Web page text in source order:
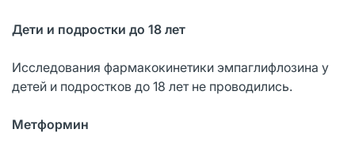
Дети и подростки до 18 лет
Исследования фармакокинетики эмпаглифлозина у
детей и подростков до 18 лет не проводились.
Метформин